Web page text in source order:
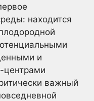
находится
и
центрами
важный